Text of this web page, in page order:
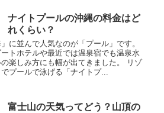
ナイトプールの沖縄の料金はど
れくらい？
に並んで人気なのが「プール」です。
トホテルや最近では温泉宿でも温泉水
楽しみ方にも幅が出てきました。 リゾ
プールで泳げる「ナイトプ...
富士山の天気ってどう？山頂の